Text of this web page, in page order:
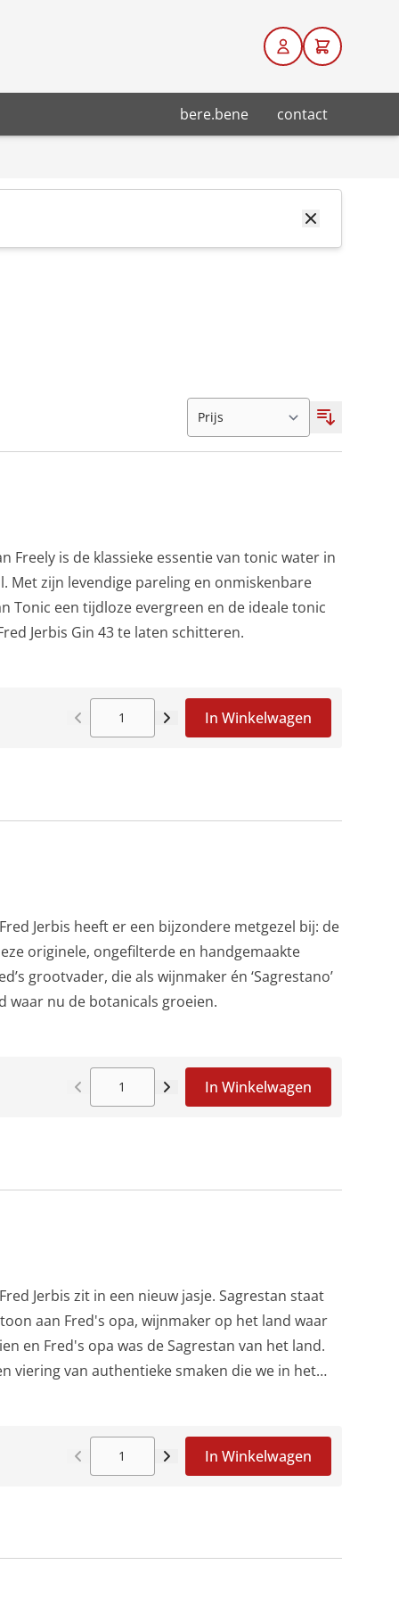
bere.bene contact
Freely is de klassieke essentie van tonic water in
Met zijn levendige pareling en onmiskenbare
Tonic een tijdloze evergreen en de ideale tonic
Jerbis Gin 43 te laten schitteren.
In Winkelwagen
Jerbis heeft er een bijzondere metgezel bij: de
originele, ongefilterde en handgemaakte
grootvader, die als wijnmaker én ‘Sagrestano’
waar nu de botanicals groeien.
In Winkelwagen
Jerbis zit in een nieuw jasje. Sagrestan staat
aan Fred's opa, wijnmaker op het land waar
en Fred's opa was de Sagrestan van het land.
viering van authentieke smaken die we in het
van Friuli Venezia Giulia terug vinden.Het nieuwe
door de Friuliaanse kunstenaar Marta Lorenzon
met een uilenkop, een typisch dier in de
Giulia.
In Winkelwagen